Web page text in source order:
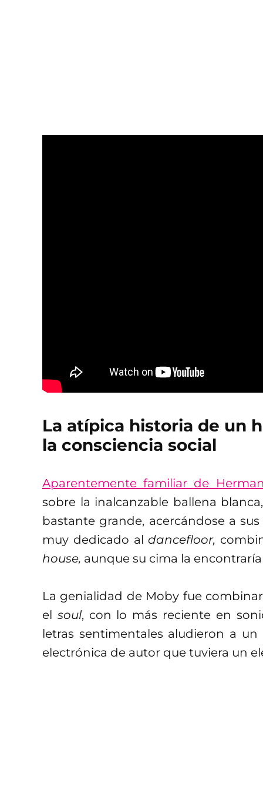
La atípica historia de un
la consciencia social
Aparentemente familiar de
sobre la inalcanzable ballena
bastante grande, acercándose a
muy dedicado aldancefloor,
house, aunque su cima la
La genialidad de Moby fue
el soul, con lo más reciente en
letras sentimentales aludieron a
electrónica de autor que tuviera un